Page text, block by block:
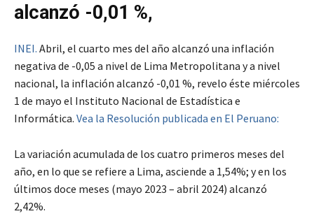
alcanzó -0,01 %,
INEI. Abril, el cuarto mes del año alcanzó una inflación
negativa de -0,05 a nivel de Lima Metropolitana y a nivel
nacional, la inflación alcanzó -0,01 %, revelo éste miércoles
1 de mayo el Instituto Nacional de Estadística e
Informática. Vea la Resolución publicada en El Peruano:
La variación acumulada de los cuatro primeros meses del
año, en lo que se refiere a Lima, asciende a 1,54%; y en los
últimos doce meses (mayo 2023 – abril 2024) alcanzó
2,42%.